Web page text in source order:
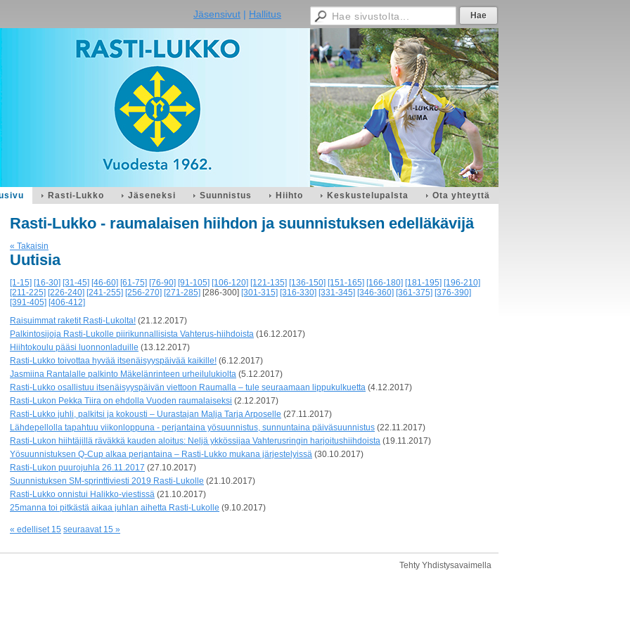
Jäsensivut | Hallitus
Rasti-Lukko Jäseneksi Suunnistus Hiihto Keskustelupalsta Ota yhteyttä
Rasti-Lukko - raumalaisen hiihdon ja suunnistuksen edelläkävijä
« Takaisin
Uutisia
[1-15] [16-30] [31-45] [46-60] [61-75] [76-90] [91-105] [106-120] [121-135] [136-150] [151-165] [166-180] [181-195] [196-210]
[211-225] [226-240] [241-255] [256-270] [271-285] [286-300] [301-315] [316-330] [331-345] [346-360] [361-375] [376-390]
[391-405] [406-412]
Raisuimmat raketit Rasti-Lukolta! (21.12.2017)
Palkintosijoja Rasti-Lukolle piirikunnallisista Vahterus-hiihdoista (16.12.2017)
Hiihtokoulu pääsi luonnonladuille (13.12.2017)
Rasti-Lukko toivottaa hyvää itsenäisyyspäivää kaikille! (6.12.2017)
Jasmiina Rantalalle palkinto Mäkelänrinteen urheilulukiolta (5.12.2017)
Rasti-Lukko osallistuu itsenäisyyspäivän viettoon Raumalla – tule seuraamaan lippukulkuetta (4.12.2017)
Rasti-Lukon Pekka Tiira on ehdolla Vuoden raumalaiseksi (2.12.2017)
Rasti-Lukko juhli, palkitsi ja kokousti – Uurastajan Malja Tarja Arposelle (27.11.2017)
Lähdepellolla tapahtuu viikonloppuna - perjantaina yösuunnistus, sunnuntaina päiväsuunnistus (22.11.2017)
Rasti-Lukon hiihtäjillä räväkkä kauden aloitus: Neljä ykkössijaa Vahterusringin harjoitushiihdoista (19.11.2017)
Yösuunnistuksen Q-Cup alkaa perjantaina – Rasti-Lukko mukana järjestelyissä (30.10.2017)
Rasti-Lukon puurojuhla 26.11.2017 (27.10.2017)
Suunnistuksen SM-sprinttiviesti 2019 Rasti-Lukolle (21.10.2017)
Rasti-Lukko onnistui Halikko-viestissä (21.10.2017)
25manna toi pitkästä aikaa juhlan aihetta Rasti-Lukolle (9.10.2017)
« edelliset 15 seuraavat 15 »
Tehty Yhdistysavaimella